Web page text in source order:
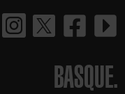
BASQUE.